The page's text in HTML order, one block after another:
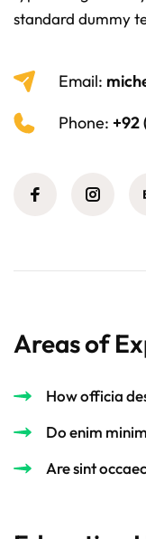
standard dummy
Email:
Phone: +92
Areas of
How officia
Do enim
Are sint